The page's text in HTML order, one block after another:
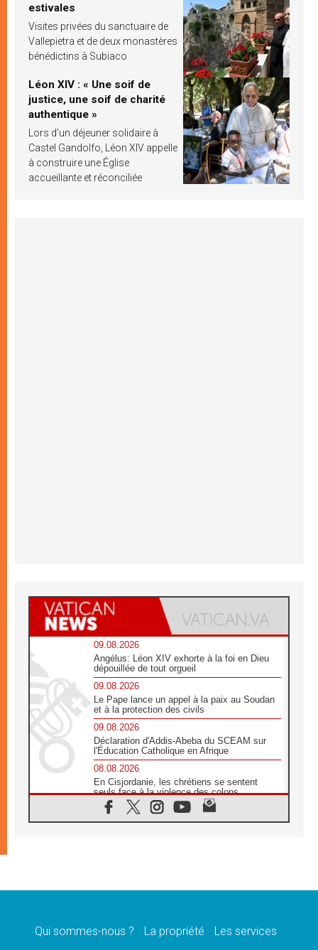
estivales
Visites privées du sanctuaire de
Vallepietra et de deux monastères
bénédictins à Subiaco
Léon XIV : « Une soif de
justice, une soif de charité
authentique »
Lors d’un déjeuner solidaire à
Castel Gandolfo, Léon XIV appelle
à construire une Église
accueillante et réconciliée
09.08.2026
Angélus: Léon XIV exhorte à la foi en Dieu
dépouillée de tout orgueil
09.08.2026
Le Pape lance un appel à la paix au Soudan
et à la protection des civils
09.08.2026
Déclaration d'Addis-Abeba du SCEAM sur
l'Éducation Catholique en Afrique
08.08.2026
En Cisjordanie, les chrétiens se sentent
seuls face à la violence des colons
08.08.2026
Léon XIV au sanctuaire de Notre Dame du
08.08.2026
08.08.2026
Qui sommes-nous ? La propriété Les services